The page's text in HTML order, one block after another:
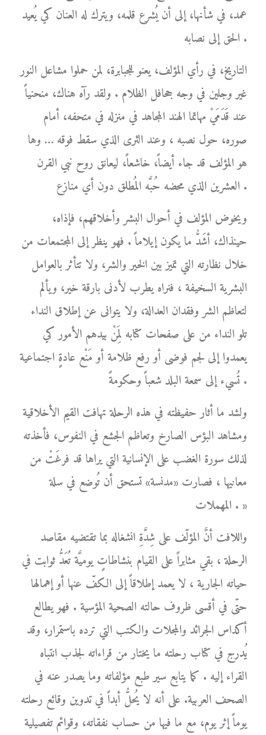
عمد، في شأنها، إلى أن يُشرع قلمه، ويترك له العنان كي يُعيد
الحق إلى نصابه .
التاريخ، في رأي المؤلف، يعنو للجبابرة، لمن حملوا مشاعل النور
غير وجلين في وجه جحافل الظلام . ولقد رآه هناك، منحنياً
عند قَدَمَيْ مهاتما الهند المجاهد في منزله في متحفه، أمام
صوره، حول نصبه ، وعند الثرى الذي سقط فوقه … وها
هو المؤلف قد جاء أيضاً، خاشعاً، ليعانق روح نبي القرن
العشرين الذي محضه حُبَّه المُطلق دون أي منازع .
ويخوض المؤلف في أحوال البشر وأخلاقهم، فإذاه،
حينذاك، أشَدُّ ما يكون إيلاماً . فهو ينظر إلى المجتمعات من
خلال نظارته التي تميز بين الخير والشر، ولا تتأثر بالعوامل
البشرية السخيفة ، فنراه يطرب لأدنى بارقة خير، ويألم
لتعاظم الشر وفقدان العدالة، ولا يتوانى عن إطلاق النداء
تلو النداء من على صفحات كتابه لِمَنْ بيدهم الأمور كي
يعمدوا إلى لجم فوضى أو رفع ظلامة أو مَنْع عادةٍ اجتماعية
تُسيء إلى سمعة البلد شعباً وحكومةً .
ولشد ما أثار حفيظته في هذه الرحلة تهافت القيم الأخلاقية
ومشاهد البؤس الصارخ وتعاظم الجشع في النفوس، فأخذته
لذلك سورة الغضب على الإنسانية التي يراها قد فرغَتْ من
معانيها ، فصارت «مدنسة» تستحق أن تُوضع في سلة
المهملات . »
واللافت أنَّ المؤلّف على شِدَّةِ انشغاله بما تقتضيه مقاصد
الرحلة ، بقي مثابراً على القيام بنشاطاتٍ يوميَّة تُعَدُّ ثوابت في
حياته الجارية ، لا يعمد إطلاقاً إلى الكفّ عنها أو إهمالها
حتّى في أقسى ظروف حالته الصحية المؤسية . فهو يطالع
أكداس الجرائد والمجلات والكتب التي ترده باستمرار، وقد
يُدرج في كتاب رحلته ما يختار من قراءاته لجذب انتباه
القراء إليه . كما يتابع سير طبع مؤلفاته وما يصدر عنه في
الصحف العربية. على أنه لا يُحلُّ أبداً في تدوين وقائع رحلته
يوماً إثر يوم، مع ما فيها من حساب نفقاته، وقوائم تفصيلية